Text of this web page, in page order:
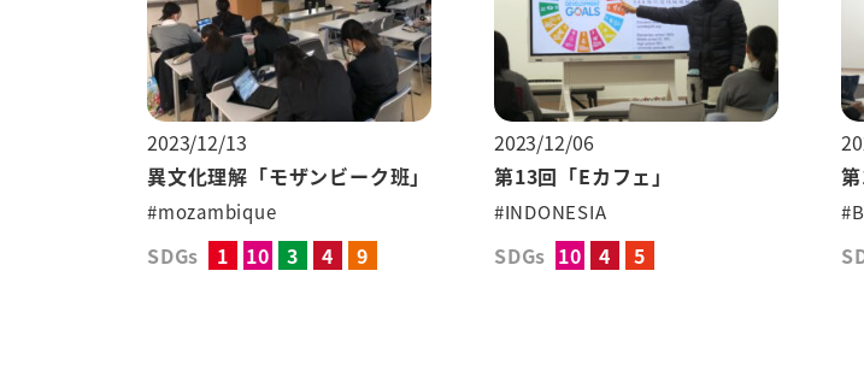
2023/12/13
異文化理解「モザンビーク班」
#mozambique
SDGs 1 10 3 4 9
2023/12/06
第13回「Eカフェ」
#INDONESIA
SDGs 10 4 5